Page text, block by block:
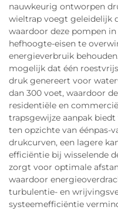
nauwkeurig ontworpen
wieltrap voegt geleidelijk
waardoor deze pompen
hefhoogte-eisen te
energieverbruik
mogelijk dat één
druk genereert voor
dan 300 voet, waardoor
residentiële en
trapsgewijze aanpak
ten opzichte van éénpas-
drukcurven, een lagere
efficiëntie bij wisselende
zorgt voor optimale
waardoor
turbulentie- en
systeemefficiëntie